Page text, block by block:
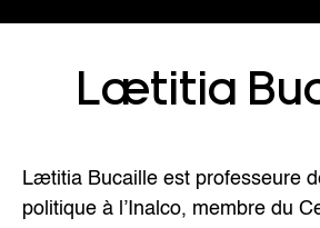
Lætitia
Lætitia Bucaille est professeure
politique à l’Inalco, membre du